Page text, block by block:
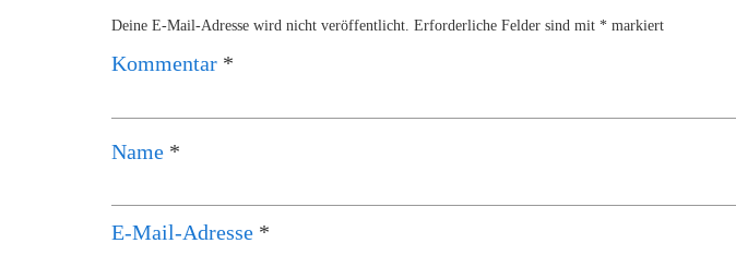
Deine E-Mail-Adresse wird nicht veröffentlicht. Erforderliche Felder sind mit * markiert
Kommentar *
Name *
E-Mail-Adresse *